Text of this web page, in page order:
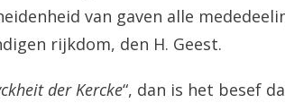
van gaven alle
rijkdom, den H. Geest.
der Kercke“, dan is het besef